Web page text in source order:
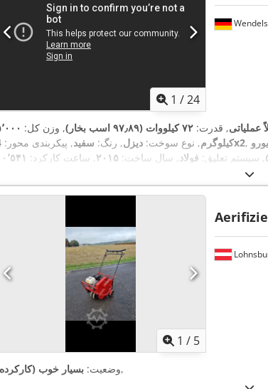
1 /24
عملیاتی, قدرت: ۷۲ کیلووات (۹۷٫۸۹ اسب بخار) , وزن کل:
کیلوگرم, نوع سوخت: دیزل, رنگ: سفید, پیکربندی محور: 4x2 یورو
, سیستم تعلیق: فولاد , سال ساخت: ۲۰۱۵, ساعت کارکرد:
1 / 5
وضعیت: بسیار خوب ,